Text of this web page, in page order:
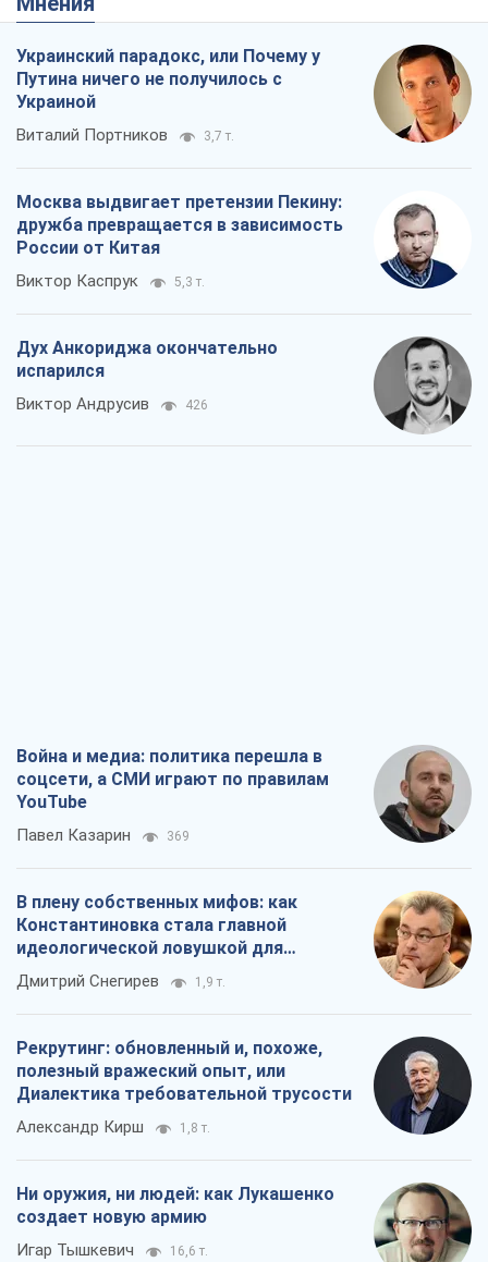
Украинский парадокс, или Почему у
Путина ничего не получилось с
Украиной
Виталий Портников 3,7 т.
Москва выдвигает претензии Пекину:
дружба превращается в зависимость
России от Китая
Виктор Каспрук 5,3 т.
Дух Анкориджа окончательно
испарился
Виктор Андрусив 426
Война и медиа: политика перешла в
соцсети, а СМИ играют по правилам
YouTube
Павел Казарин 369
В плену собственных мифов: как
Константиновка стала главной
идеологической ловушкой для
российских оккупантов
Дмитрий Снегирев 1,9 т.
Рекрутинг: обновленный и, похоже,
полезный вражеский опыт, или
Диалектика требовательной трусости
Александр Кирш 1,8 т.
Ни оружия, ни людей: как Лукашенко
создает новую армию
Игар Тышкевич 16,6 т.